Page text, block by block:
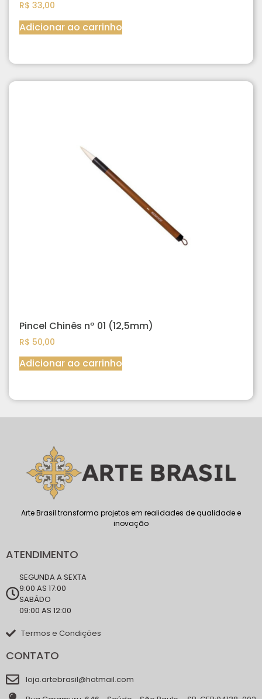
R$ 33,00
Adicionar ao carrinho
Pincel Chinês nº 01 (12,5mm)
R$ 50,00
Adicionar ao carrinho
Arte Brasil transforma projetos em realidades de qualidade e
inovação
ATENDIMENTO
SEGUNDA A SEXTA
9:00 AS 17:00
SABÁDO
09:00 AS 12:00
Termos e Condições
CONTATO
loja.artebrasil@hotmail.com